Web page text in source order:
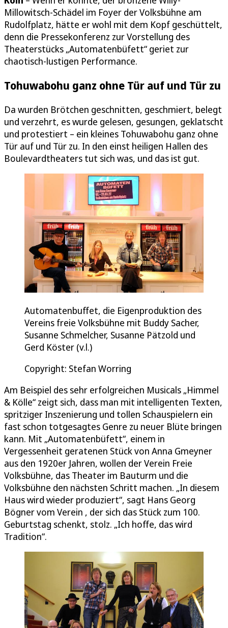
Millowitsch-Schädel im Foyer der Volksbühne am
Rudolfplatz, hätte er wohl mit dem Kopf geschüttelt,
denn die Pressekonferenz zur Vorstellung des
Theaterstücks „Automatenbüfett“ geriet zur
chaotisch-lustigen Performance.
Tohuwabohu ganz ohne Tür auf und Tür zu
Da wurden Brötchen geschnitten, geschmiert, belegt
und verzehrt, es wurde gelesen, gesungen, geklatscht
und protestiert – ein kleines Tohuwabohu ganz ohne
Tür auf und Tür zu. In den einst heiligen Hallen des
Boulevardtheaters tut sich was, und das ist gut.
Automatenbuffet, die Eigenproduktion des
Vereins freie Volksbühne mit Buddy Sacher,
Susanne Schmelcher, Susanne Pätzold und
Gerd Köster (v.l.)
Copyright: Stefan Worring
Am Beispiel des sehr erfolgreichen Musicals „Himmel
& Kölle“ zeigt sich, dass man mit intelligenten Texten,
spritziger Inszenierung und tollen Schauspielern ein
fast schon totgesagtes Genre zu neuer Blüte bringen
kann. Mit „Automatenbüfett“, einem in
Vergessenheit geratenen Stück von Anna Gmeyner
aus den 1920er Jahren, wollen der Verein Freie
Volksbühne, das Theater im Bauturm und die
Volksbühne den nächsten Schritt machen. „In diesem
Haus wird wieder produziert“, sagt Hans Georg
Bögner vom Verein , der sich das Stück zum 100.
Geburtstag schenkt, stolz. „Ich hoffe, das wird
Tradition“.